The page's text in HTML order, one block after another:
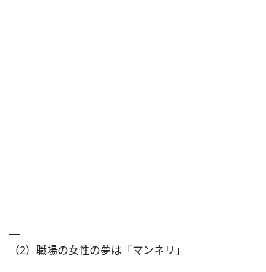
（2）職場の女性の夢は「マンネリ」